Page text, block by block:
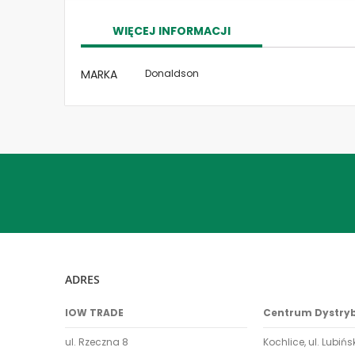
galleryWIĘCEJ INFORMACJI
Więcej
informacji
MARKA Donaldson
ADRES
IOW TRADE
ul. Rzeczna 8
Centrum
Kochlice, ul.